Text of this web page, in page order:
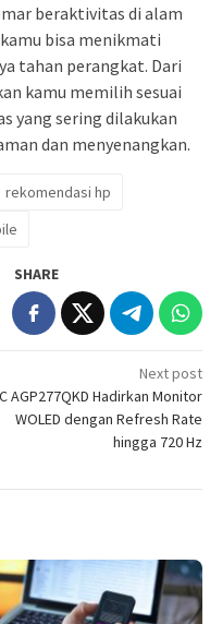
beraktivitas di alam
bisa menikmati
tahan perangkat. Dari
kamu memilih sesuai
yang sering dilakukan
dan menyenangkan.
rekomendasi hp
SHARE
Next post
AGP277QKD Hadirkan Monitor
WOLED dengan Refresh Rate
hingga 720 Hz